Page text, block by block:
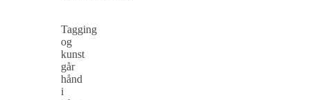
Tagging
og
kunst
går
hånd
i